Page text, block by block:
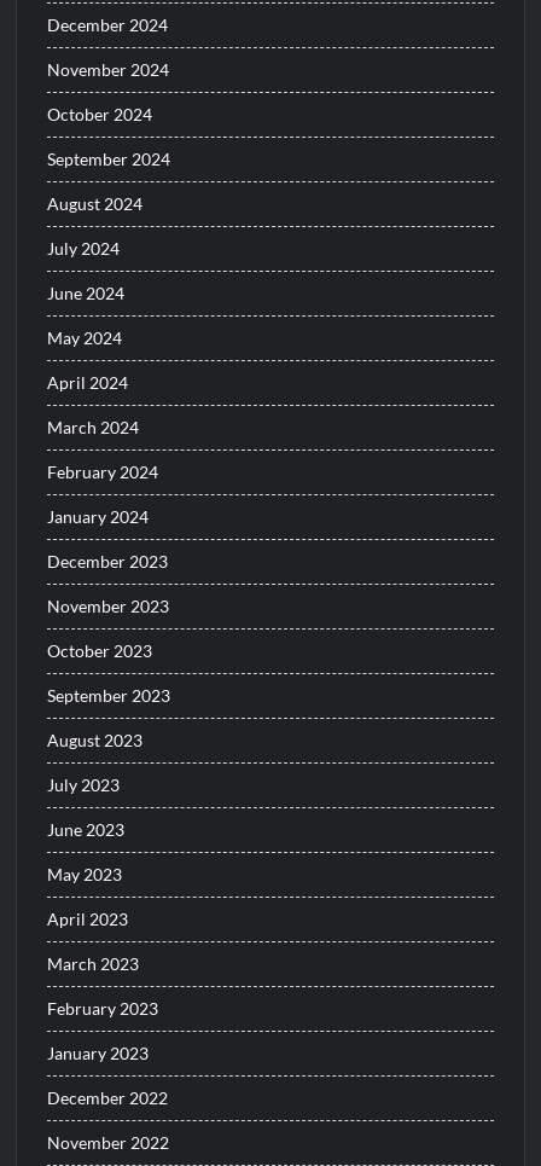
December 2024
November 2024
October 2024
September 2024
August 2024
July 2024
June 2024
May 2024
April 2024
March 2024
February 2024
January 2024
December 2023
November 2023
October 2023
September 2023
August 2023
July 2023
June 2023
May 2023
April 2023
March 2023
February 2023
January 2023
December 2022
November 2022